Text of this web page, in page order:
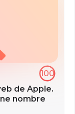
100
de Apple.
nombre